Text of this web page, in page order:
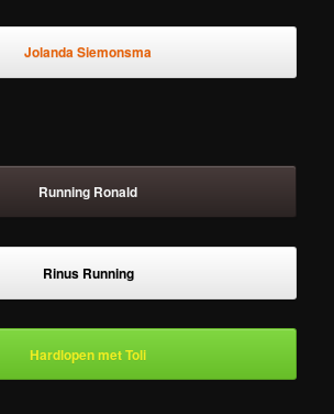
Jolanda Siemonsma
Running Ronald
Rinus Running
Hardlopen met Toli